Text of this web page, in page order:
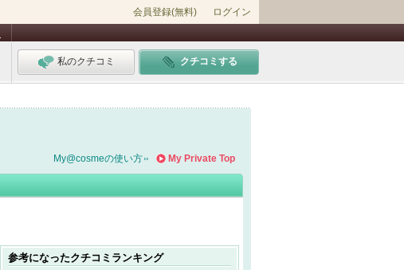
会員登録(無料) ログイン
私のクチコミ クチコミする
My Private Top
My@cosmeの使い方
参考になったクチコミランキング